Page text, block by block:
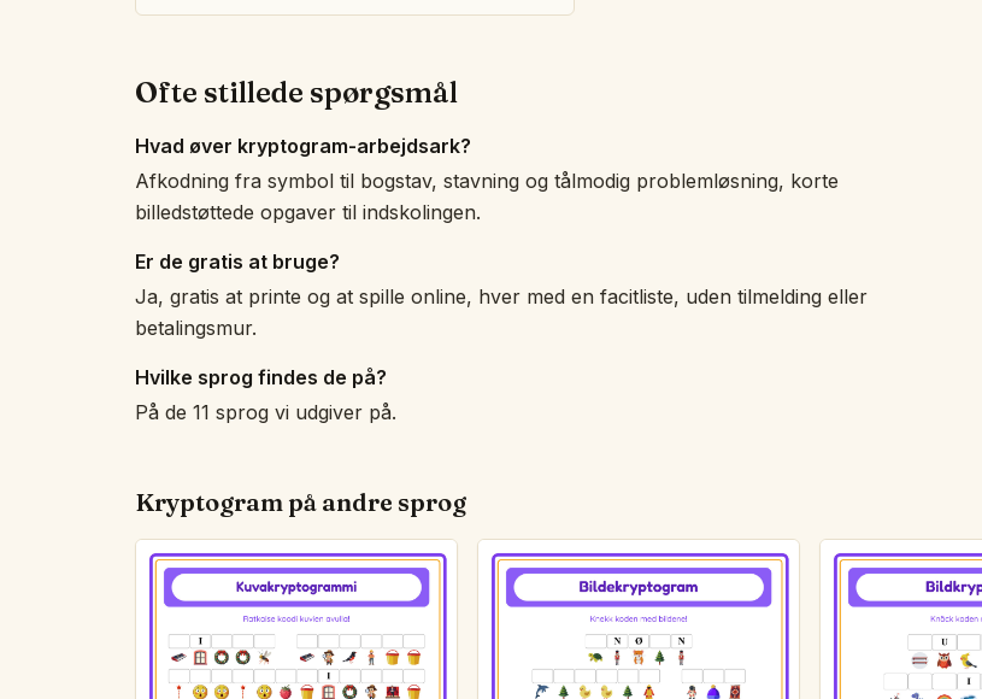
Ofte stillede spørgsmål
Hvad øver kryptogram-arbejdsark?
Afkodning fra symbol til bogstav, stavning og tålmodig problemløsning, korte
billedstøttede opgaver til indskolingen.
Er de gratis at bruge?
Ja, gratis at printe og at spille online, hver med en facitliste, uden tilmelding eller
betalingsmur.
Hvilke sprog findes de på?
På de 11 sprog vi udgiver på.
Kryptogram på andre sprog